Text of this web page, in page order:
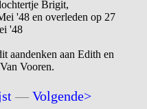
Brigit,
'48 en overleden op 27
'48
aandenken aan Edith en
Vooren.
—Volgende>